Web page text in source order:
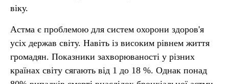
віку.
Астма є проблемою для систем охорони здоров'я
усіх держав світу. Навіть із високим рівнем життя
громадян. Показники захворюваності у різних
країнах світу сягають від 1 до 18 %. Однак понад